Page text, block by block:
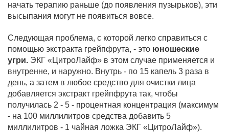
начать терапию раньше (до появления пузырьков), эти
высыпания могут не появиться вовсе.
Следующая проблема, с которой легко справиться с
помощью экстракта грейпфрута, - это юношеские
угри. ЭКГ «ЦитроЛайф» в этом случае применяется и
внутренне, и наружно. Внутрь - по 15 капель 3 раза в
день, а затем в любое средство для очистки лица
добавляется экстракт грейпфрута так, чтобы
получилась 2 - 5 - процентная концентрация (максимум
- на 100 миллилитров средства добавить 5
миллилитров - 1 чайная ложка ЭКГ «ЦитроЛайф»).